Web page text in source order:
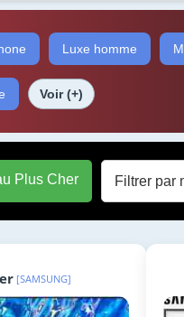
Luxe homme
Voir (+)
Plus Cher
[SAMSUNG]